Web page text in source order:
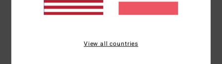
Logo:Stickerei vorne mittig
View all countries